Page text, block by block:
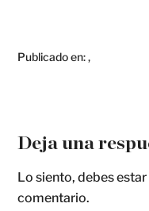
Publicado en:,
Deja una
Lo siento, debes estar
comentario.